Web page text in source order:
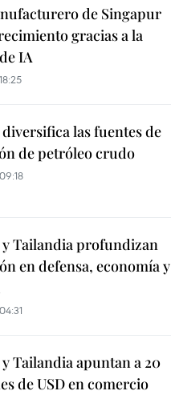
de Singapur
gracias a la
IA
las fuentes de
de petróleo crudo
Tailandia profundizan
en defensa, economía y
Tailandia apuntan a 20
de USD en comercio